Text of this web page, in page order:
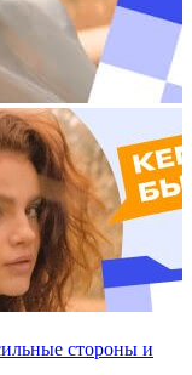
стороны и